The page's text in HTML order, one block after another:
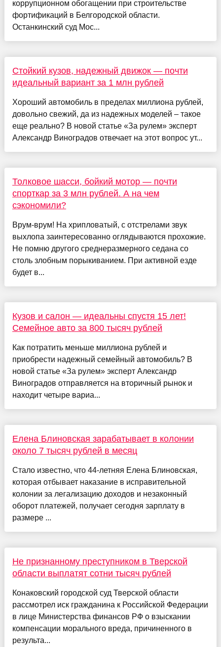
коррупционном обогащении при строительстве
фортификаций в Белгородской области.
Останкинский суд Мос...
Стойкий кузов, надежный движок — почти
идеальный вариант за 1 млн рублей
Хороший автомобиль в пределах миллиона рублей,
довольно свежий, да из надежных моделей – такое
еще реально? В новой статье «За рулем» эксперт
Александр Виноградов отвечает на этот вопрос ут...
Толковое шасси, бойкий мотор — почти
спорткар за 3 млн рублей. А на чем
сэкономили?
Врум-врум! На хрипловатый, с отстрелами звук
выхлопа заинтересованно оглядываются прохожие.
Не помню другого среднеразмерного седана со
столь злобным порыкиванием. При активной езде
будет в...
Кузов и салон — идеальны спустя 15 лет!
Семейное авто за 800 тысяч рублей
Как потратить меньше миллиона рублей и
приобрести надежный семейный автомобиль? В
новой статье «За рулем» эксперт Александр
Виноградов отправляется на вторичный рынок и
находит четыре вариа...
Елена Блиновская зарабатывает в колонии
около 7 тысяч рублей в месяц
Стало известно, что 44-летняя Елена Блиновская,
которая отбывает наказание в исправительной
колонии за легализацию доходов и незаконный
оборот платежей, получает сегодня зарплату в
размере ...
Не признанному преступником в Тверской
области выплатят сотни тысяч рублей
Конаковский городской суд Тверской области
рассмотрел иск гражданина к Российской Федерации
в лице Министерства финансов РФ о взыскании
компенсации морального вреда, причиненного в
результа...